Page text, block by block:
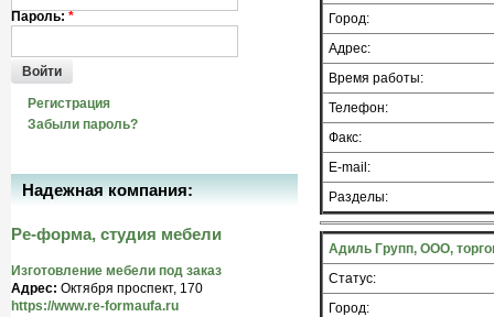
Город:
Адрес:
Время работы:
Телефон:
Факс:
E-mail:
Разделы:
Адиль Групп, ООО,
Статус:
Город:
Пароль: *
Войти
Регистрация
Забыли пароль?
Надежная компания:
Ре-форма, студия мебели
Изготовление мебели под заказ
Адрес: Октября проспект, 170
https://www.re-formaufa.ru